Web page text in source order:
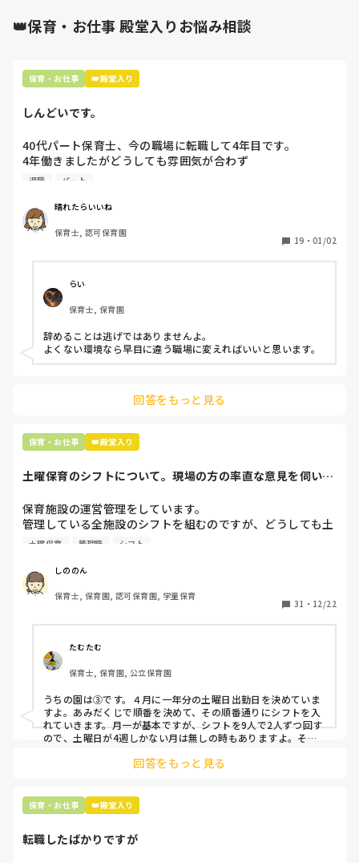
👑保育・お仕事 殿堂入りお悩み相談
保育・お仕事 👑殿堂入り
しんどいです。
40代パート保育士、今の職場に転職して4年目です。
4年働きましたがどうしても雰囲気が合わず
退職しようと思っています。
周りの職員は、勤続10年以上から何十年という先生がほとん
どです。
保護者子どもの愚痴悪口が多く、
今で言う不適切保育も
仕方ないよね
もう何も言わずに
子どもの言いなりになればいいんだね
などいう意見で…
上の先生に相談することは難しそうです。
最後の職場にしようと思っていましたが
辞めることは逃げ、と、過去辞めた人も何年も言われ続けて
います
退職 パート
晴れたらいいね
保育士, 認可保育園
19 ・ 01/02
らい
保育士, 保育園
辞めることは逃げではありませんよ。
よくない環境なら早目に違う職場に変えればいいと思います。
回答をもっと見る
保育・お仕事 👑殿堂入り
土曜保育のシフトについて。現場の方の率直な意見を伺いた
保育施設の運営管理をしています。
管理している全施設のシフトを組むのですが、どうしても土
曜保育だけは入れる方が少なく、いつも苦労しています。
て入職しているはずですが、いざ勤務が始まると一日も土曜
出勤が出来ない方ばかりです。
①土曜日の希望休は2日まで、と制限をかける
②毎月、必ず土曜保育に入ることのできる日を1日だけピッ
クアップしてもらう
③仮シフトが出た時、土曜出勤が難しければ自身で代わりの
人を交渉して見つけてもらう
上記のいずれかの対策を取り入れることを考えています。
土曜保育 管理職 シフト
しののん
保育士, 保育園, 認可保育園, 学童保育
31 ・ 12/22
たむたむ
保育士, 保育園, 公立保育園
うちの園は③です。４月に一年分の土曜日出勤日を決めていま
すよ。あみだくじで順番を決めて、その順番通りにシフトを入
れていきます。月一が基本ですが、シフトを9人で2人ずつ回す
ので、土曜日が4週しかない月は無しの時もありますよ。その
て貰い、主任に報告してます。
回答をもっと見る
保育・お仕事 👑殿堂入り
転職したばかりですが